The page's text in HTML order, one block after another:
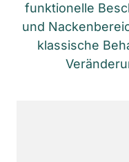
funktionelle
und
klassische